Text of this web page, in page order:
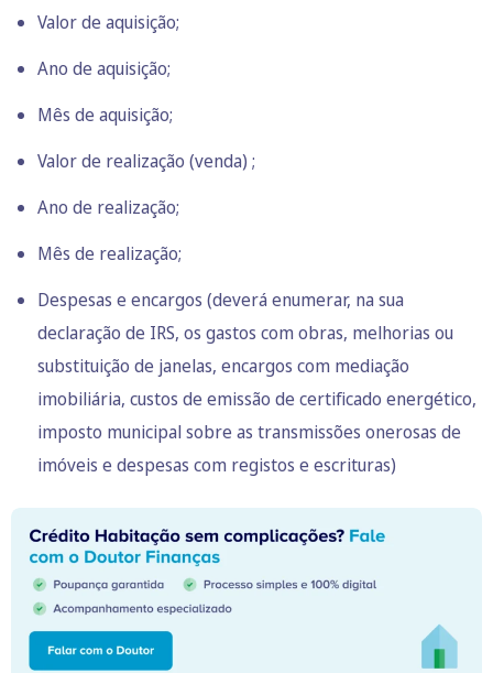
Valor de aquisição;
Ano de aquisição;
Mês de aquisição;
Valor de realização (venda) ;
Ano de realização;
Mês de realização;
Despesas e encargos (deverá enumerar, na sua
declaração de IRS, os gastos com obras, melhorias ou
substituição de janelas, encargos com mediação
imobiliária, custos de emissão de certificado energético,
imposto municipal sobre as transmissões onerosas de
imóveis e despesas com registos e escrituras)